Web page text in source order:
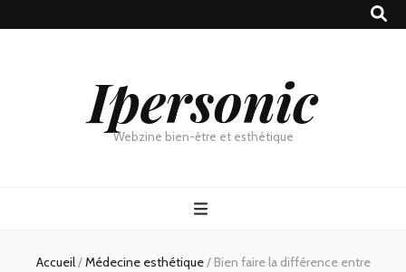
Ipersonic
Webzine bien-être et esthétique
Accueil/Médecine esthétique/ Bien faire la différence entre